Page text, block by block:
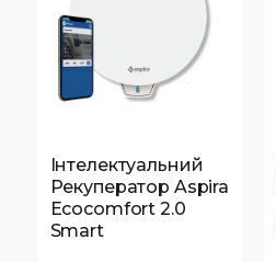
Інтелектуальний
Рекуператор Aspira
Ecocomfort 2.0
Smart